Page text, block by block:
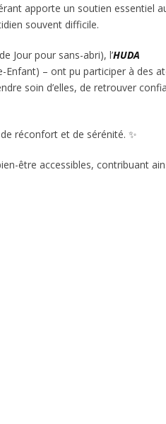
apporte un soutien essentiel
souvent difficile.
Jour pour sans-abri), l’HUDA
Enfant) – ont pu participer à des
soin d’elles, de retrouver
réconfort et de sérénité. ✨
être accessibles, contribuant